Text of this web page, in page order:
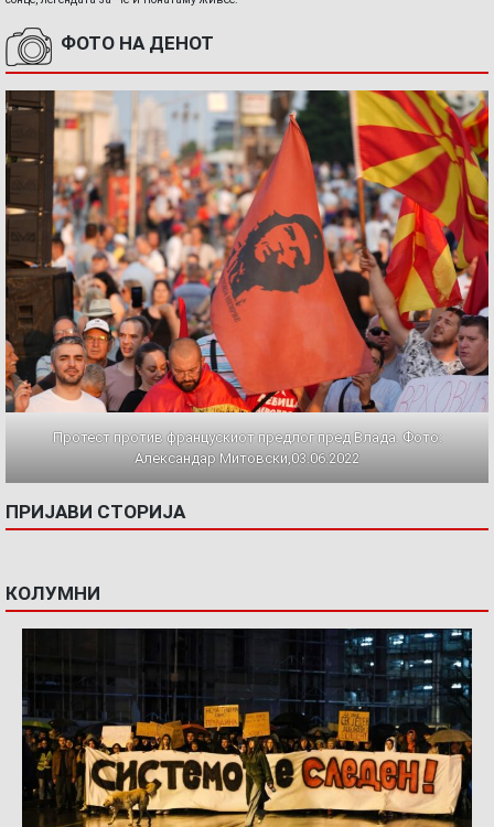
ФОТО НА ДЕНОТ
Протест против францускиот предлог пред Влада. Фото:
Александар Митовски,03.06.2022
ПРИЈАВИ СТОРИЈА
КОЛУМНИ